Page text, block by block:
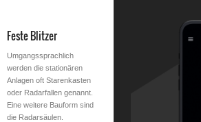
Feste Blitzer
Umgangssprachlich
werden die stationären
Anlagen oft Starenkasten
oder Radarfallen genannt.
Eine weitere Bauform sind
die Radarsäulen.